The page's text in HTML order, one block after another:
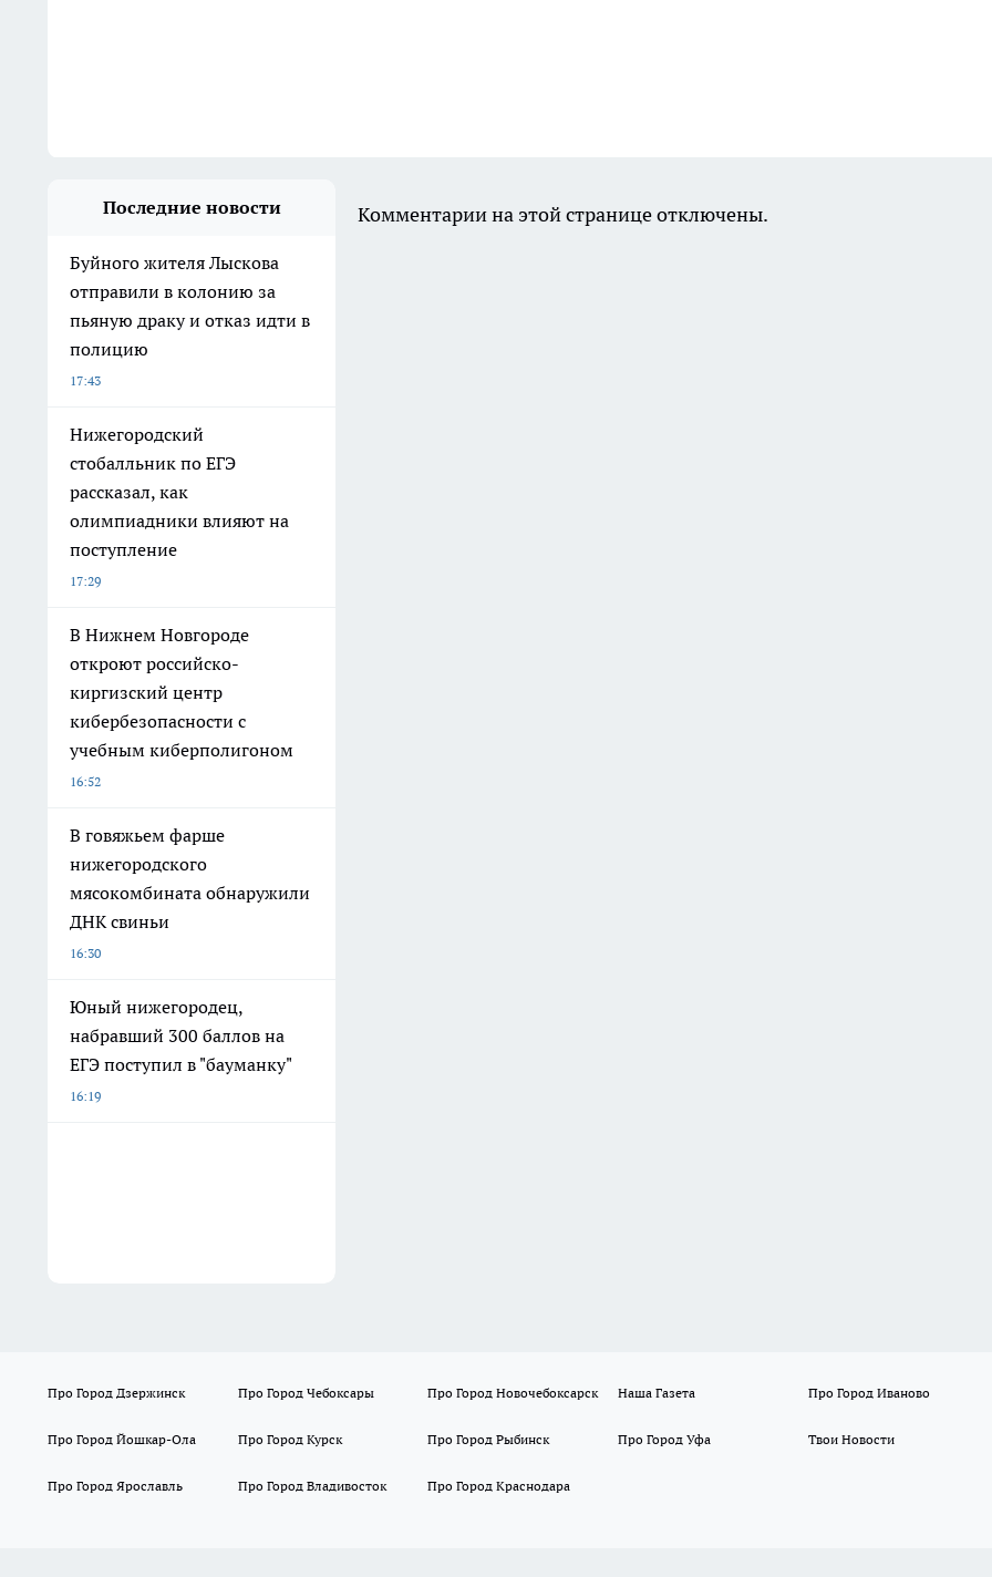
Последние новости
Буйного жителя Лыскова
отправили в колонию за
пьяную драку и отказ идти в
полицию
17:43
Нижегородский
стобалльник по ЕГЭ
рассказал, как
олимпиадники влияют на
поступление
17:29
В Нижнем Новгороде
откроют российско-
киргизский центр
кибербезопасности с
учебным киберполигоном
16:52
В говяжьем фарше
нижегородского
мясокомбината обнаружили
ДНК свиньи
16:30
Юный нижегородец,
набравший 300 баллов на
ЕГЭ поступил в "бауманку"
16:19
Комментарии на этой странице отключены.
Про Город Дзержинск Про Город Чебоксары Про Город Новочебоксарск Наша Газета Про Город Иваново
Про Город Йошкар-Ола Про Город Курск Про Город Рыбинск Про Город Уфа Твои Новости
Про Город Ярославль Про Город Владивосток Про Город Краснодара